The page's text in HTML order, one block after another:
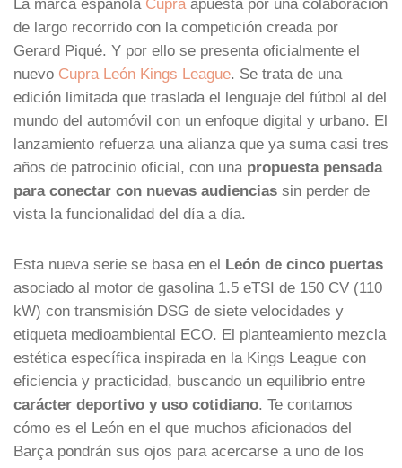
La marca española Cupra apuesta por una colaboración
de largo recorrido con la competición creada por
Gerard Piqué. Y por ello se presenta oficialmente el
nuevo Cupra León Kings League. Se trata de una
edición limitada que traslada el lenguaje del fútbol al del
mundo del automóvil con un enfoque digital y urbano. El
lanzamiento refuerza una alianza que ya suma casi tres
años de patrocinio oficial, con una propuesta pensada
para conectar con nuevas audiencias sin perder de
vista la funcionalidad del día a día.
Esta nueva serie se basa en el León de cinco puertas
asociado al motor de gasolina 1.5 eTSI de 150 CV (110
kW) con transmisión DSG de siete velocidades y
etiqueta medioambiental ECO. El planteamiento mezcla
estética específica inspirada en la Kings League con
eficiencia y practicidad, buscando un equilibrio entre
carácter deportivo y uso cotidiano. Te contamos
cómo es el León en el que muchos aficionados del
Barça pondrán sus ojos para acercarse a uno de los